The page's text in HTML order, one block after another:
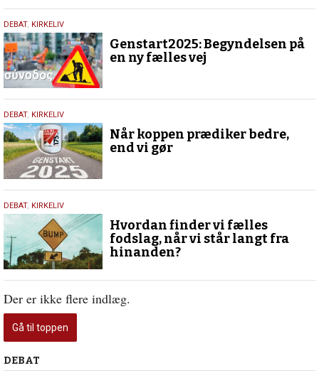
19.
maj
2025
DEBAT, KIRKELIV
Genstart2025: Begyndelsen på
en ny fælles vej
18.
maj
2025
DEBAT, KIRKELIV
Når koppen prædiker bedre,
end vi gør
10.
maj
2025
DEBAT, KIRKELIV
Hvordan finder vi fælles
fodslag, når vi står langt fra
hinanden?
Der er ikke flere indlæg.
Gå til toppen
Debat
DEBAT